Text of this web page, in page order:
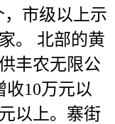
，市级以上示
。 北部的黄
丰农无限公
收10万元以
以上。寨街